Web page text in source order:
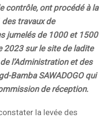
contrôle, ont procédé à la
travaux de
jumelés de 1000 et 1500
2023 sur le site de ladite
l’Administration et des
Bamba SAWADOGO qui
de réception.
la levée des